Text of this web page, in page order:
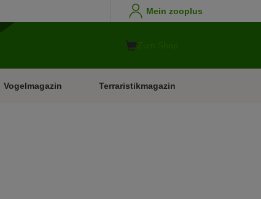
Mein zooplus
Vogelmagazin Terraristikmagazin